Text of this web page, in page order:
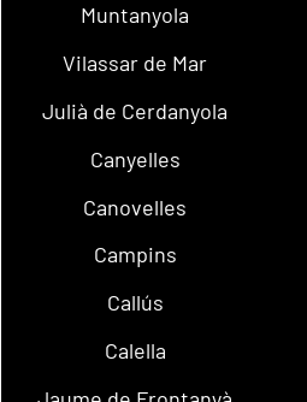
Muntanyola
Vilassar de Mar
Julià de Cerdanyola
Canyelles
Canovelles
Campins
Callús
Calella